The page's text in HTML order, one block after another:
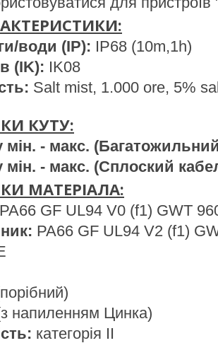
води (IP): IP68 (10m,1h)
(IK): IK08
Salt mist, 1.000 ore, 5%
КУТУ:
мін. - макс.
мін. - макс. (Сплоский
МАТЕРІАЛА:
PA66 GF UL94 V0 (f1) GWT
PA66 GF UL94 V2 (f1)
напиленням Цинка)
категорія II